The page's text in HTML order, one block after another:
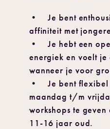
• Je bent
affiniteit met
• Je hebt een
energiek en voelt je
wanneer je voor
• Je bent flexibel
maandag t/m
workshops te
11-16 jaar oud.